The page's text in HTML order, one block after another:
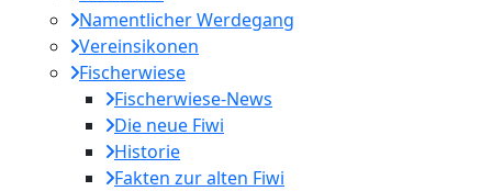
Namentlicher Werdegang
Vereinsikonen
Fischerwiese
Fischerwiese-News
Die neue Fiwi
Historie
Fakten zur alten Fiwi